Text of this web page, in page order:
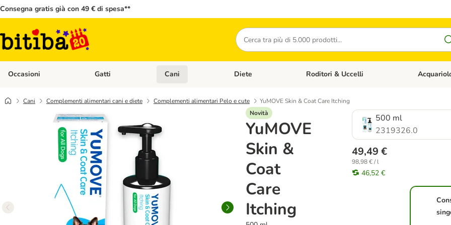
Consegna gratis già con 49 € di spesa**
Cerca
Occasioni Apri Menù Categoria: Occasioni
Gatti Apri Menù Categoria: Gatti
Cani Apri Menù Categoria: Cani
Diete Apri Menù Categoria: Diete
Roditori & Uccelli Apri Menù
Cani Complementi alimentari cani e diete Complementi alimentari Pelo e cute
YuMOVE Skin & Coat Care Itching
Novità
YuMOVE
Skin &
Coat
Care
Itching
500 ml
2319326.0
49,49 €
98,98 € / l
46,52 €